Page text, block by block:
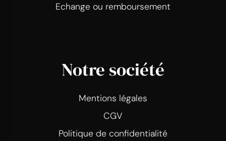
Echange ou remboursement
Notre société
Mentions légales
CGV
Politique de confidentialité